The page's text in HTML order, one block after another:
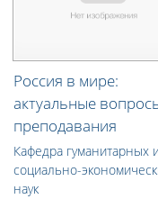
Россия в мире:
актуальные
преподавания
Кафедра гуманитарных
социально-
наук